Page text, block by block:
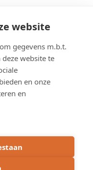
website
gegevens m.b.t.
website te
en onze
en